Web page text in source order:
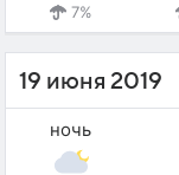
7%
19 июня 2019
ночь